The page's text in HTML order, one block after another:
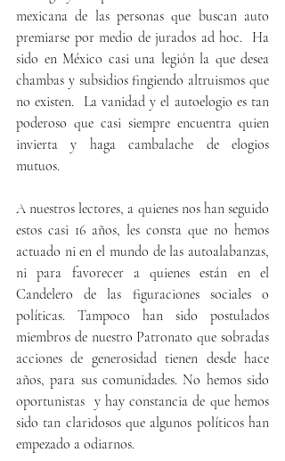
mexicana de las personas que buscan auto
premiarse por medio de jurados ad hoc.  Ha
sido en México casi una legión la que desea
chambas y subsidios fingiendo altruismos que
no existen.  La vanidad y el autoelogio es tan
poderoso que casi siempre encuentra quien
invierta y haga cambalache de elogios
mutuos.
A nuestros lectores, a quienes nos han seguido
estos casi 16 años, les consta que no hemos
actuado ni en el mundo de las autoalabanzas,
ni para favorecer a quienes están en el
Candelero de las figuraciones sociales o
políticas. Tampoco han sido postulados
miembros de nuestro Patronato que sobradas
acciones de generosidad tienen desde hace
años, para sus comunidades. No hemos sido
oportunistas  y hay constancia de que hemos
sido tan claridosos que algunos políticos han
empezado a odiarnos.